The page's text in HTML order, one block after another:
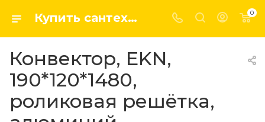
Купить сантехнику, системы отопление и водоснабжения оптом и в розницу в интернет-магазине elsen-opt.ru 0
Конвектор, EKN,
190*120*1480,
роликовая решётка,